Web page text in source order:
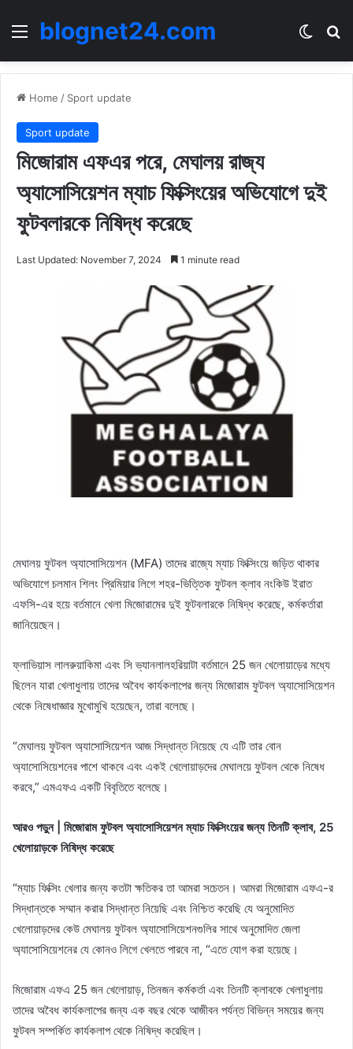
Menublognet24.com
Home / Sport update
Sport update
মিজোরাম এফএর পরে, মেঘালয় রাজ্য
অ্যাসোসিয়েশন ম্যাচ ফিক্সিংয়ের অভিযোগে দুই
ফুটবলারকে নিষিদ্ধ করেছে
Last Updated: November 7, 2024 1 minute read
মেঘালয় ফুটবল অ্যাসোসিয়েশন (MFA) তাদের রাজ্যে ম্যাচ ফিক্সিংয়ে জড়িত থাকার
অভিযোগে চলমান শিলং প্রিমিয়ার লিগে শহর-ভিত্তিক ফুটবল ক্লাব নংকিউ ইরাত
এফসি-এর হয়ে বর্তমানে খেলা মিজোরামের দুই ফুটবলারকে নিষিদ্ধ করেছে, কর্মকর্তারা
জানিয়েছেন।
ফ্লাভিয়াস লালরুয়াকিমা এবং সি ভ্যানলালহরিয়াটা বর্তমানে 25 জন খেলোয়াড়ের মধ্যে
ছিলেন যারা খেলাধুলায় তাদের অবৈধ কার্যকলাপের জন্য মিজোরাম ফুটবল অ্যাসোসিয়েশন
থেকে নিষেধাজ্ঞার মুখোমুখি হয়েছেন, তারা বলেছে।
“মেঘালয় ফুটবল অ্যাসোসিয়েশন আজ সিদ্ধান্ত নিয়েছে যে এটি তার বোন
অ্যাসোসিয়েশনের পাশে থাকবে এবং একই খেলোয়াড়দের মেঘালয়ে ফুটবল থেকে নিষেধ
করবে,” এমএফএ একটি বিবৃতিতে বলেছে।
আরও পড়ুন | মিজোরাম ফুটবল অ্যাসোসিয়েশন ম্যাচ ফিক্সিংয়ের জন্য তিনটি ক্লাব, 25
খেলোয়াড়কে নিষিদ্ধ করেছে
“ম্যাচ ফিক্সিং খেলার জন্য কতটা ক্ষতিকর তা আমরা সচেতন। আমরা মিজোরাম এফএ-র
সিদ্ধান্তকে সম্মান করার সিদ্ধান্ত নিয়েছি এবং নিশ্চিত করেছি যে অনুমোদিত
খেলোয়াড়দের কেউ মেঘালয় ফুটবল অ্যাসোসিয়েশনগুলির সাথে অনুমোদিত জেলা
অ্যাসোসিয়েশনের যে কোনও লিগে খেলতে পারবে না, “এতে যোগ করা হয়েছে।
মিজোরাম এফএ 25 জন খেলোয়াড়, তিনজন কর্মকর্তা এবং তিনটি ক্লাবকে খেলাধুলায়
তাদের অবৈধ কার্যকলাপের জন্য এক বছর থেকে আজীবন পর্যন্ত বিভিন্ন সময়ের জন্য
ফুটবল সম্পর্কিত কার্যকলাপ থেকে নিষিদ্ধ করেছিল।